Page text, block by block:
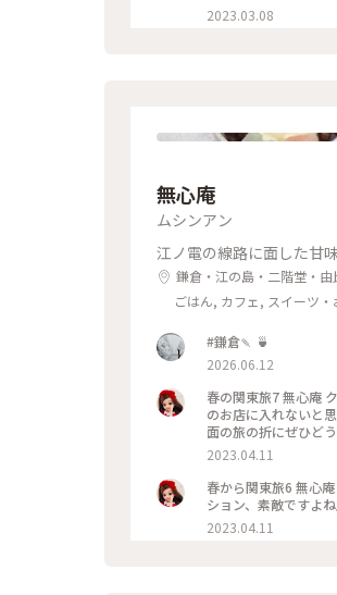
ーム満点の一品☆ オ
ん〜おいしっ(o^^o)
2023.03.08
無心庵
ムシンアン
江ノ電の線路に面した甘
鎌倉・江の島・二階堂・
ごはん, カフェ, スイーツ・
#鎌倉🍡 🍵
2026.06.12
春の関東旅7 無心庵
のお店に入れないと
面の旅の折にぜひど
2023.04.11
春から関東旅6 無心
ション、素敵ですよ
2023.04.11